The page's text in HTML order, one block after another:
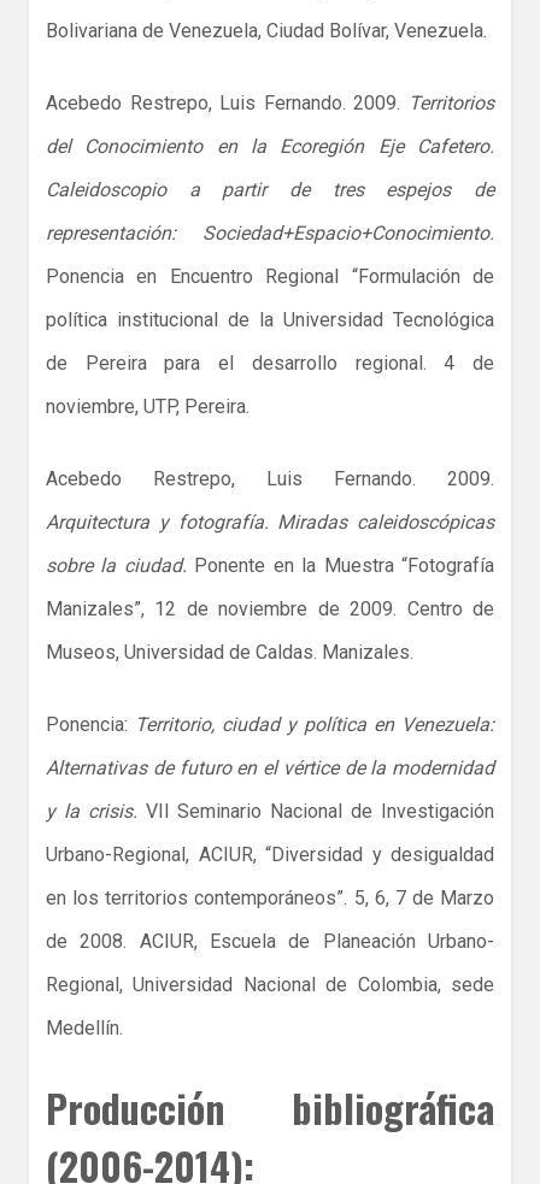
Bolivariana de Venezuela, Ciudad Bolívar, Venezuela.
Acebedo Restrepo, Luis Fernando. 2009. Territorios
del Conocimiento en la Ecoregión Eje Cafetero.
Caleidoscopio a partir de tres espejos de
representación: Sociedad+Espacio+Conocimiento.
Ponencia en Encuentro Regional “Formulación de
política institucional de la Universidad Tecnológica
de Pereira para el desarrollo regional. 4 de
noviembre, UTP, Pereira.
Acebedo Restrepo, Luis Fernando. 2009.
Arquitectura y fotografía. Miradas caleidoscópicas
sobre la ciudad. Ponente en la Muestra “Fotografía
Manizales”, 12 de noviembre de 2009. Centro de
Museos, Universidad de Caldas. Manizales.
Ponencia: Territorio, ciudad y política en Venezuela:
Alternativas de futuro en el vértice de la modernidad
y la crisis. VII Seminario Nacional de Investigación
Urbano-Regional, ACIUR, “Diversidad y desigualdad
en los territorios contemporáneos”. 5, 6, 7 de Marzo
de 2008. ACIUR, Escuela de Planeación Urbano-
Regional, Universidad Nacional de Colombia, sede
Medellín.
Producción bibliográfica
(2006-2014):